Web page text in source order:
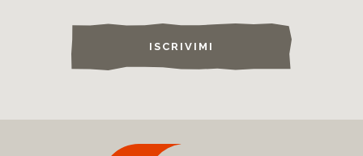
ISCRIVIMI